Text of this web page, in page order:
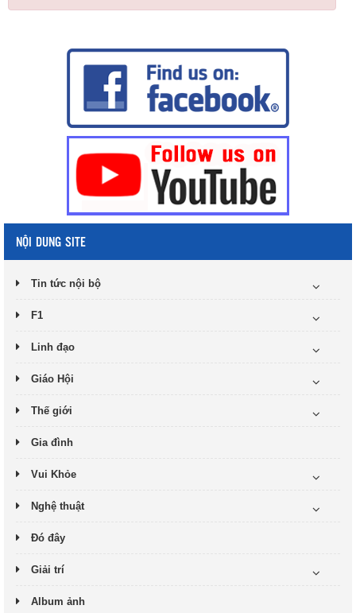
NỘI DUNG SITE
Tin tức nội bộ
F1
Linh đạo
Giáo Hội
Thế giới
Gia đình
Vui Khỏe
Nghệ thuật
Đó đây
Giải trí
Album ảnh